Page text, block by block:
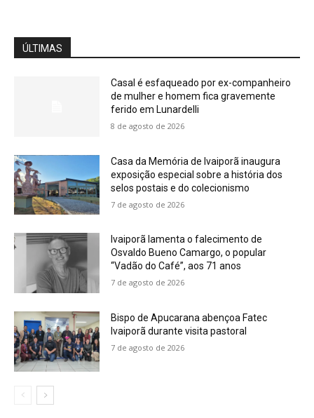
ÚLTIMAS
Casal é esfaqueado por ex-companheiro
de mulher e homem fica gravemente
ferido em Lunardelli
8 de agosto de 2026
Casa da Memória de Ivaiporã inaugura
exposição especial sobre a história dos
selos postais e do colecionismo
7 de agosto de 2026
Ivaiporã lamenta o falecimento de
Osvaldo Bueno Camargo, o popular
“Vadão do Café”, aos 71 anos
7 de agosto de 2026
Bispo de Apucarana abençoa Fatec
Ivaiporã durante visita pastoral
7 de agosto de 2026